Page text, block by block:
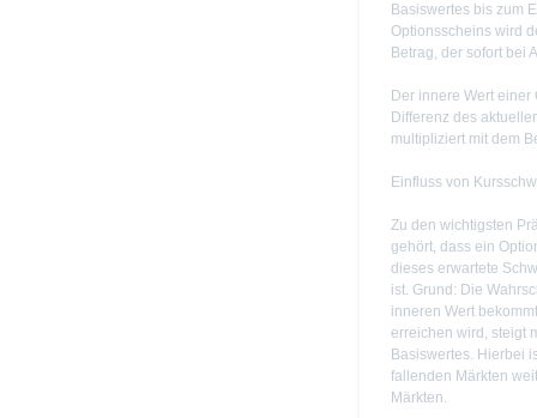
Basiswertes bis zum
Optionsscheins wird
Betrag, der sofort bei
Der innere Wert
Differenz des
multipliziert mit dem
Einfluss von
Zu den wichtigsten
gehört, dass ein
dieses erwartete
ist. Grund: Die
inneren Wert
erreichen wird, steigt
Basiswertes. Hierbei
fallenden Märkten
Märkten.